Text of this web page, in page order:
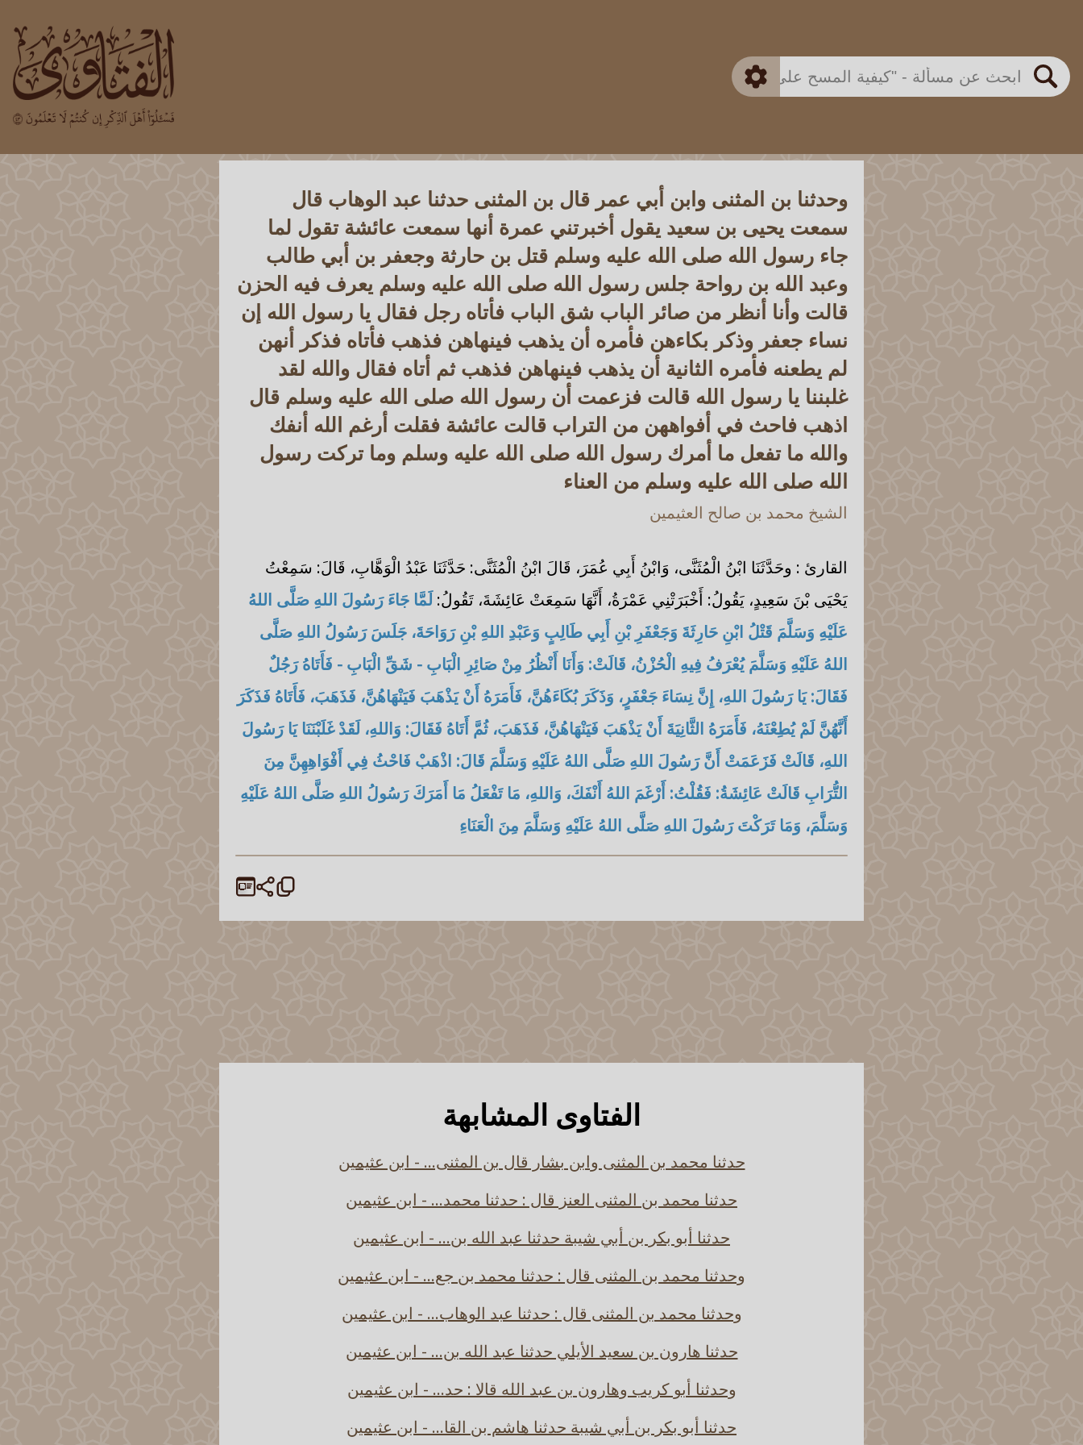
بحث
اللجنة الدائمة
متقدم
وحدثنا بن المثنى وابن أبي عمر قال بن المثنى حدثنا عبد الوهاب قال
سمعت يحيى بن سعيد يقول أخبرتني عمرة أنها سمعت عائشة تقول لما
جاء رسول الله صلى الله عليه وسلم قتل بن حارثة وجعفر بن أبي طالب
وعبد الله بن رواحة جلس رسول الله صلى الله عليه وسلم يعرف فيه الحزن
قالت وأنا أنظر من صائر الباب شق الباب فأتاه رجل فقال يا رسول الله إن
نساء جعفر وذكر بكاءهن فأمره أن يذهب فينهاهن فذهب فأتاه فذكر أنهن
لم يطعنه فأمره الثانية أن يذهب فينهاهن فذهب ثم أتاه فقال والله لقد
غلبننا يا رسول الله قالت فزعمت أن رسول الله صلى الله عليه وسلم قال
اذهب فاحث في أفواههن من التراب قالت عائشة فقلت أرغم الله أنفك
والله ما تفعل ما أمرك رسول الله صلى الله عليه وسلم وما تركت رسول
الله صلى الله عليه وسلم من العناء
الشيخ محمد بن صالح العثيمين
القارئ : وحَدَّثَنَا ابْنُ الْمُثَنَّى، وَابْنُ أَبِي عُمَرَ، قَالَ ابْنُ الْمُثَنَّى: حَدَّثَنَا عَبْدُ الْوَهَّابِ، قَالَ: سَمِعْتُ
يَحْيَى بْنَ سَعِيدٍ، يَقُولُ: أَخْبَرَتْنِي عَمْرَةُ، أَنَّهَا سَمِعَتْ عَائِشَةَ، تَقُولُ:لَمَّا جَاءَ رَسُولَ اللهِ صَلَّى اللهُ
عَلَيْهِ وَسَلَّمَ قَتْلُ ابْنِ حَارِثَةَ وَجَعْفَرِ بْنِ أَبِي طَالِبٍ وَعَبْدِ اللهِ بْنِ رَوَاحَةَ، جَلَسَ رَسُولُ اللهِ صَلَّى
اللهُ عَلَيْهِ وَسَلَّمَ يُعْرَفُ فِيهِ الْحُزْنُ، قَالَتْ: وَأَنَا أَنْظُرُ مِنْ صَائِرِ الْبَابِ - شَقِّ الْبَابِ - فَأَتَاهُ رَجُلٌ
فَقَالَ: يَا رَسُولَ اللهِ، إِنَّ نِسَاءَ جَعْفَرٍ، وَذَكَرَ بُكَاءَهُنَّ، فَأَمَرَهُ أَنْ يَذْهَبَ فَيَنْهَاهُنَّ، فَذَهَبَ، فَأَتَاهُ فَذَكَرَ
أَنَّهُنَّ لَمْ يُطِعْنَهُ، فَأَمَرَهُ الثَّانِيَةَ أَنْ يَذْهَبَ فَيَنْهَاهُنَّ، فَذَهَبَ، ثُمَّ أَتَاهُ فَقَالَ: وَاللهِ، لَقَدْ غَلَبْنَنَا يَا رَسُولَ
اللهِ، قَالَتْ فَزَعَمَتْ أَنَّ رَسُولَ اللهِ صَلَّى اللهُ عَلَيْهِ وَسَلَّمَ قَالَ: اذْهَبْ فَاحْثُ فِي أَفْوَاهِهِنَّ مِنَ
التُّرَابِ قَالَتْ عَائِشَةُ: فَقُلْتُ: أَرْغَمَ اللهُ أَنْفَكَ، وَاللهِ، مَا تَفْعَلُ مَا أَمَرَكَ رَسُولُ اللهِ صَلَّى اللهُ عَلَيْهِ
وَسَلَّمَ، وَمَا تَرَكْتَ رَسُولَ اللهِ صَلَّى اللهُ عَلَيْهِ وَسَلَّمَ مِنَ الْعَنَاءِ
الفتاوى المشابهة
حدثنا محمد بن المثنى وابن بشار قال بن المثنى... - ابن عثيمين
حدثنا محمد بن المثنى العنز قال : حدثنا محمد... - ابن عثيمين
حدثنا أبو بكر بن أبي شيبة حدثنا عبد الله بن... - ابن عثيمين
وحدثنا محمد بن المثنى قال : حدثنا محمد بن جع... - ابن عثيمين
وحدثنا محمد بن المثنى قال : حدثنا عبد الوهاب... - ابن عثيمين
حدثنا هارون بن سعيد الأيلي حدثنا عبد الله بن... - ابن عثيمين
وحدثنا أبو كريب وهارون بن عبد الله قالا : حد... - ابن عثيمين
حدثنا أبو بكر بن أبي شيبة حدثنا هاشم بن القا... - ابن عثيمين